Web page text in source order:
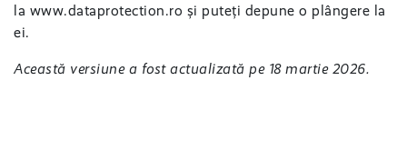
la www.dataprotection.ro și puteți depune o plângere la
ei.
Această versiune a fost actualizată pe 18 martie 2026.